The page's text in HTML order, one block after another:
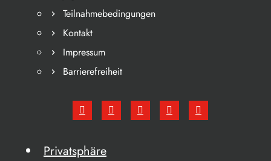
Teilnahmebedingungen
Kontakt
Impressum
Barrierefreiheit
Privatsphäre